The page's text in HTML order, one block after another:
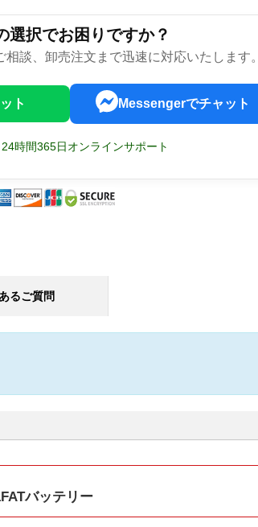
選択でお困りですか？
談、卸売注文まで迅速に対応いたします。
ト Messengerでチャット
時間365日オンラインサポート
るご質問
バッテリー